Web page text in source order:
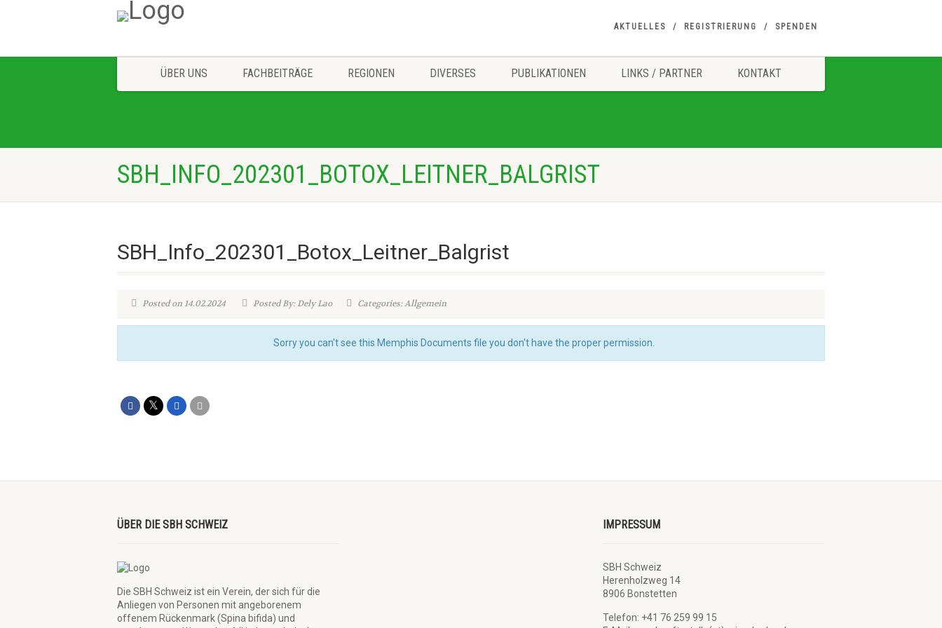
AKTUELLES REGISTRIERUNG SPENDEN
ÜBER UNS FACHBEITRÄGE REGIONEN DIVERSES PUBLIKATIONEN LINKS / PARTNER KONTAKT
SBH_INFO_202301_BOTOX_LEITNER_BALGRIST
SBH_Info_202301_Botox_Leitner_Balgrist
Posted on 14.02.2024 Posted By: Dely Lao Categories: Allgemein
Sorry you can't see this Memphis Documents file you don't have the proper permission.
ÜBER DIE SBH SCHWEIZ
Die SBH Schweiz ist ein Verein, der sich für die
Anliegen von Personen mit angeborenem
offenem Rückenmark (Spina bifida) und
IMPRESSUM
SBH Schweiz
Herenholzweg 14
8906 Bonstetten
Telefon: +41 76 259 99 15